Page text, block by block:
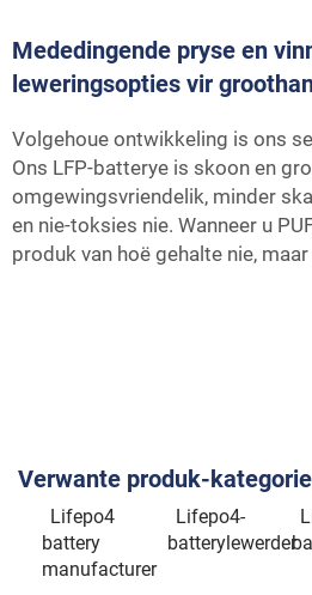
Mededingende pryse en
leweringsopties vir
Volgehoue ontwikkeling is ons
Ons LFP-batterye is skoon en
omgewingsvriendelik, minder
en nie-toksies nie. Wanneer u
produk van hoë gehalte nie,
Verwante produk-
Lifepo4
battery
manufacturer
Lifepo4-
batterylewerder